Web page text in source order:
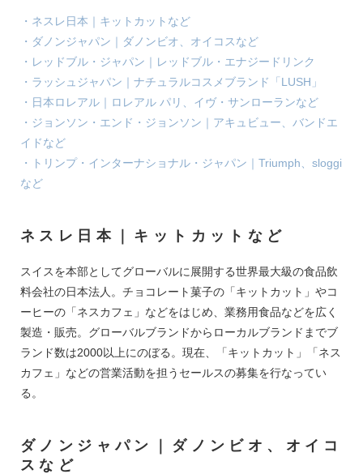
・ネスレ日本｜キットカットなど
・ダノンジャパン｜ダノンビオ、オイコスなど
・レッドブル・ジャパン｜レッドブル・エナジードリンク
・ラッシュジャパン｜ナチュラルコスメブランド「LUSH」
・日本ロレアル｜ロレアル パリ、イヴ・サンローランなど
・ジョンソン・エンド・ジョンソン｜アキュビュー、バンドエ
イドなど
・トリンプ・インターナショナル・ジャパン｜Triumph、sloggi
など
ネスレ日本｜キットカットなど
スイスを本部としてグローバルに展開する世界最大級の食品飲
料会社の日本法人。チョコレート菓子の「キットカット」やコ
ーヒーの「ネスカフェ」などをはじめ、業務用食品などを広く
製造・販売。グローバルブランドからローカルブランドまでブ
ランド数は2000以上にのぼる。現在、「キットカット」「ネス
カフェ」などの営業活動を担うセールスの募集を行なってい
る。
ダノンジャパン｜ダノンビオ、オイコ
スなど